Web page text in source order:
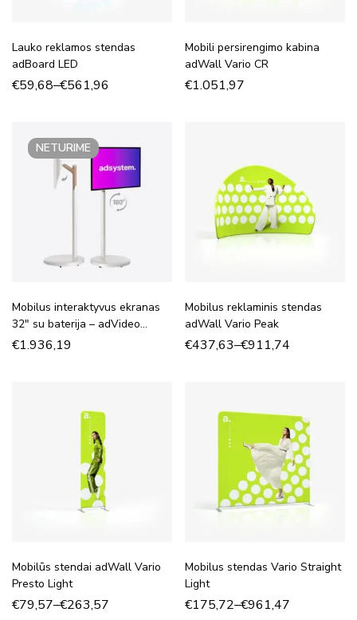
Lauko reklamos stendas
adBoard LED
€59,68–€561,96
Mobili persirengimo kabina
adWall Vario CR
€1.051,97
NETURIME
Mobilus interaktyvus ekranas
32″ su baterija – adVideo
Stand 32″
€1.936,19
Mobilus reklaminis stendas
adWall Vario Peak
€437,63–€911,74
Mobilūs stendai adWall Vario
Presto Light
€79,57–€263,57
Mobilus stendas Vario Straight
Light
€175,72–€961,47